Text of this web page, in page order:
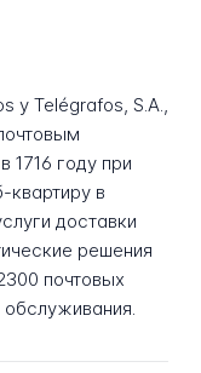
y Telégrafos, S.A.,
1716 году при
в
доставки
решения
почтовых
обслуживания.